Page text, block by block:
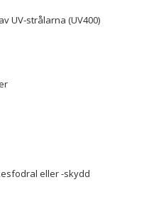
UV-strålarna (UV400)
eller -skydd